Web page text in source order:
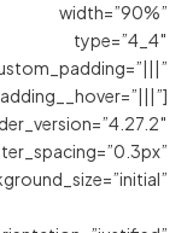
width=”90%”
type=”4_4″